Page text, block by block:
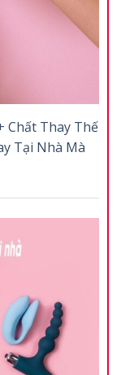
Chất Thay Thế
Tại Nhà Mà